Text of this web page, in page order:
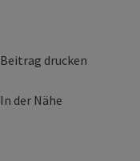
Beitrag drucken
In der Nähe